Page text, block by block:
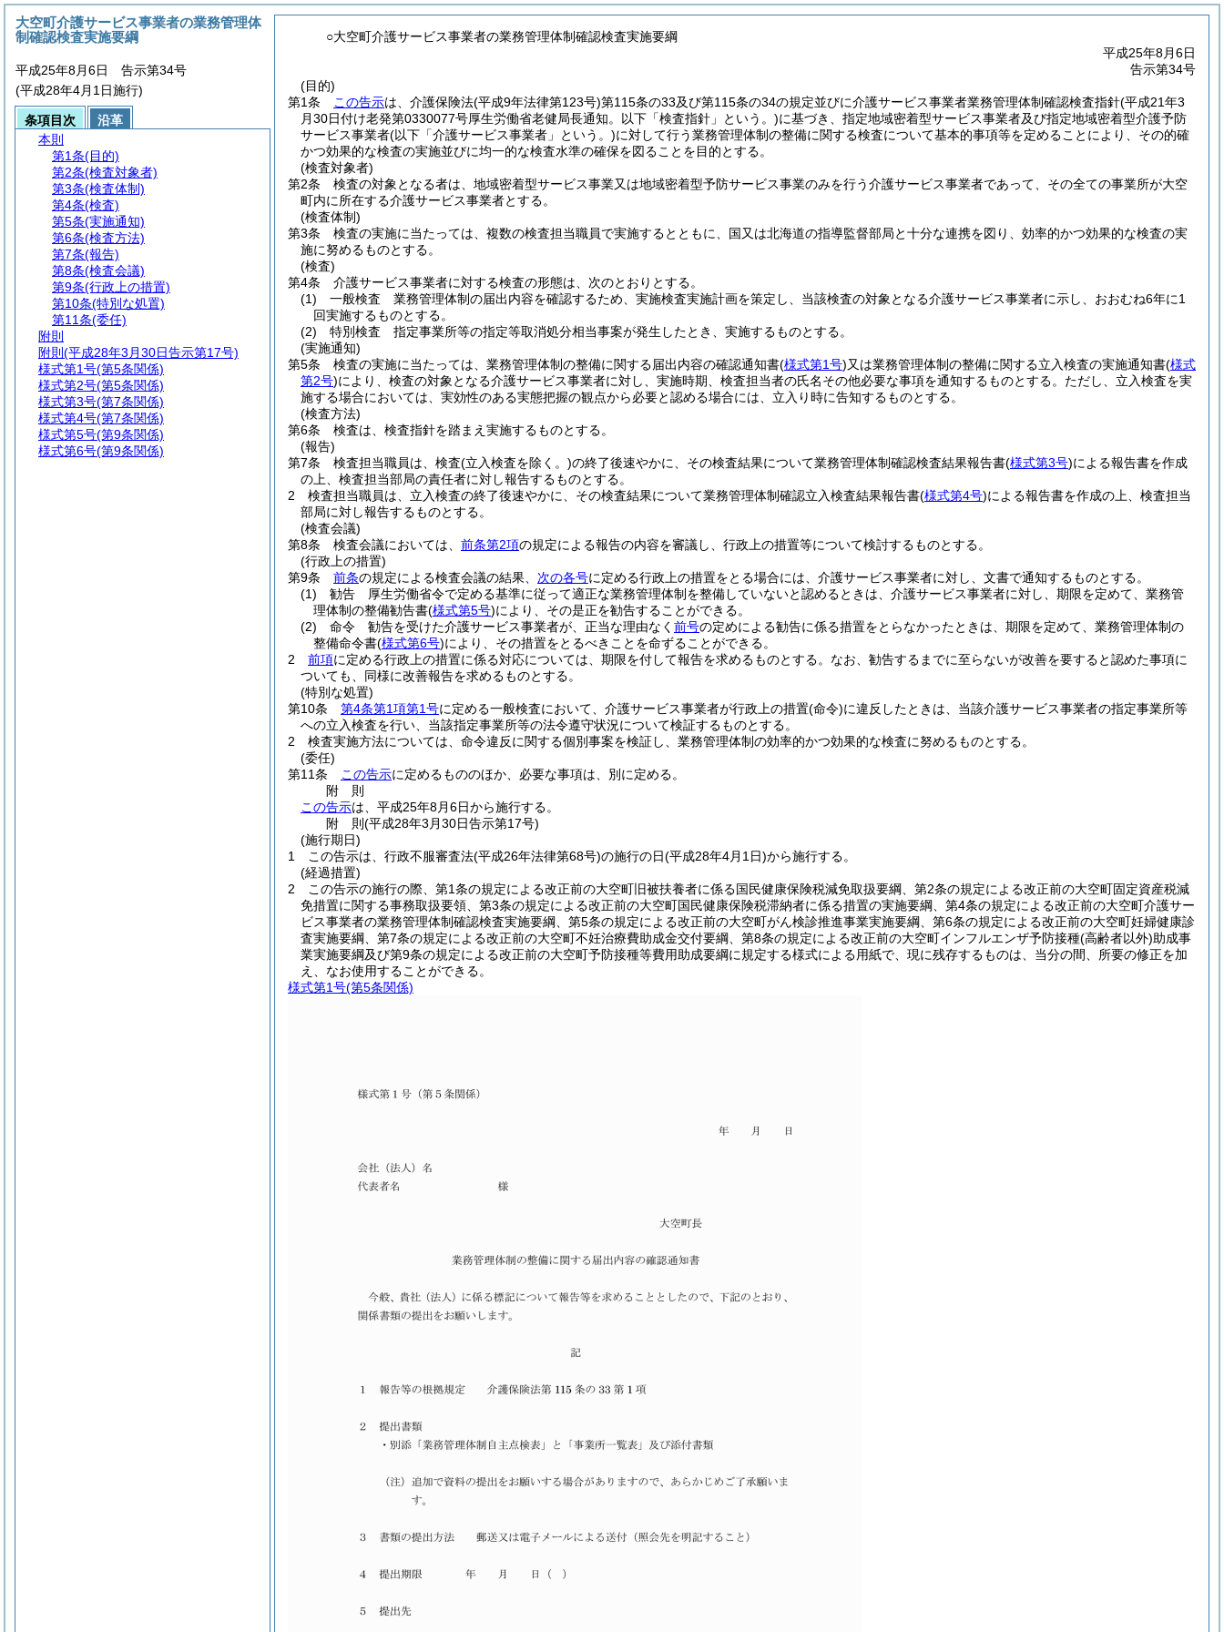
○大空町介護サービス事業者の業務管理体制確認検査実施要綱
平成25年8月6日
告示第34号
(目的)
第1条
この告示は、介護保険法(平成9年法律第123号)第115条の33及び第115条の34の規定並びに介護サービス事業者業務管理体制確認検査指針(平成21年3
月30日付け老発第0330077号厚生労働省老健局長通知。以下「検査指針」という。)に基づき、指定地域密着型サービス事業者及び指定地域密着型介護予防
サービス事業者(以下「介護サービス事業者」という。)に対して行う業務管理体制の整備に関する検査について基本的事項等を定めることにより、その的確
かつ効果的な検査の実施並びに均一的な検査水準の確保を図ることを目的とする。
(検査対象者)
第2条
検査の対象となる者は、地域密着型サービス事業又は地域密着型予防サービス事業のみを行う介護サービス事業者であって、その全ての事業所が大空
町内に所在する介護サービス事業者とする。
(検査体制)
第3条
検査の実施に当たっては、複数の検査担当職員で実施するとともに、国又は北海道の指導監督部局と十分な連携を図り、効率的かつ効果的な検査の実
施に努めるものとする。
(検査)
第4条
介護サービス事業者に対する検査の形態は、次のとおりとする。
(1)
一般検査 業務管理体制の届出内容を確認するため、実施検査実施計画を策定し、当該検査の対象となる介護サービス事業者に示し、おおむね6年に1
回実施するものとする。
(2)
特別検査 指定事業所等の指定等取消処分相当事案が発生したとき、実施するものとする。
(実施通知)
第5条
検査の実施に当たっては、業務管理体制の整備に関する届出内容の確認通知書(様式第1号)又は業務管理体制の整備に関する立入検査の実施通知書(様式
第2号)により、検査の対象となる介護サービス事業者に対し、実施時期、検査担当者の氏名その他必要な事項を通知するものとする。 ただし、立入検査を実
施する場合においては、実効性のある実態把握の観点から必要と認める場合には、立入り時に告知するものとする。
(検査方法)
第6条
検査は、検査指針を踏まえ実施するものとする。
(報告)
第7条
検査担当職員は、検査(立入検査を除く。)の終了後速やかに、その検査結果について業務管理体制確認検査結果報告書(様式第3号)による報告書を作成
の上、検査担当部局の責任者に対し報告するものとする。
2
検査担当職員は、立入検査の終了後速やかに、その検査結果について業務管理体制確認立入検査結果報告書(様式第4号)による報告書を作成の上、検査担当
部局に対し報告するものとする。
(検査会議)
第8条
検査会議においては、 前条第2項の規定による報告の内容を審議し、行政上の措置等について検討するものとする。
(行政上の措置)
第9条
前条の規定による検査会議の結果、 次の各号に定める行政上の措置をとる場合には、介護サービス事業者に対し、文書で通知するものとする。
(1)
勧告 厚生労働省令で定める基準に従って適正な業務管理体制を整備していないと認めるときは、介護サービス事業者に対し、期限を定めて、業務管
理体制の整備勧告書(様式第5号)により、その是正を勧告することができる。
(2)
命令 勧告を受けた介護サービス事業者が、正当な理由なく 前号の定めによる勧告に係る措置をとらなかったときは、期限を定めて、業務管理体制の
整備命令書(様式第6号)により、その措置をとるべきことを命ずることができる。
2
前項に定める行政上の措置に係る対応については、期限を付して報告を求めるものとする。 なお、勧告するまでに至らないが改善を要すると認めた事項に
ついても、同様に改善報告を求めるものとする。
(特別な処置)
第10条
第4条第1項第1号に定める一般検査において、介護サービス事業者が行政上の措置(命令)に違反したときは、当該介護サービス事業者の指定事業所等
への立入検査を行い、当該指定事業所等の法令遵守状況について検証するものとする。
2
検査実施方法については、命令違反に関する個別事案を検証し、業務管理体制の効率的かつ効果的な検査に努めるものとする。
(委任)
第11条
この告示に定めるもののほか、必要な事項は、別に定める。
附 則
この告示は、平成25年8月6日から施行する。
附 則(平成28年3月30日告示第17号)
(施行期日)
1
この告示は、行政不服審査法(平成26年法律第68号)の施行の日(平成28年4月1日)から施行する。
(経過措置)
2
この告示の施行の際、第1条の規定による改正前の大空町旧被扶養者に係る国民健康保険税減免取扱要綱、第2条の規定による改正前の大空町固定資産税減
免措置に関する事務取扱要領、第3条の規定による改正前の大空町国民健康保険税滞納者に係る措置の実施要綱、第4条の規定による改正前の大空町介護サー
ビス事業者の業務管理体制確認検査実施要綱、第5条の規定による改正前の大空町がん検診推進事業実施要綱、第6条の規定による改正前の大空町妊婦健康診
査実施要綱、第7条の規定による改正前の大空町不妊治療費助成金交付要綱、第8条の規定による改正前の大空町インフルエンザ予防接種(高齢者以外)助成事
業実施要綱及び第9条の規定による改正前の大空町予防接種等費用助成要綱に規定する様式による用紙で、現に残存するものは、当分の間、所要の修正を加
え、なお使用することができる。
様式第1号(第5条関係)
大空町介護サービス事業者の業務管理体
制確認検査実施要綱
平成25年8月6日 告示第34号
(平成28年4月1日施行)
条項目次
沿革
本則
第1条(目的)
第2条(検査対象者)
第3条(検査体制)
第4条(検査)
第5条(実施通知)
第6条(検査方法)
第7条(報告)
第8条(検査会議)
第9条(行政上の措置)
第10条(特別な処置)
第11条(委任)
附則
附則 (平成28年3月30日告示第17号)
様式第1号(第5条関係)
様式第2号(第5条関係)
様式第3号(第7条関係)
様式第4号(第7条関係)
様式第5号(第9条関係)
様式第6号(第9条関係)